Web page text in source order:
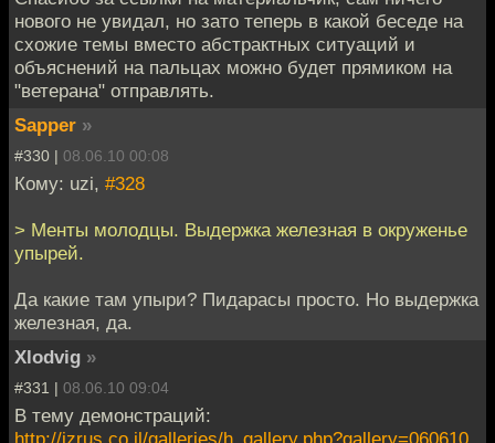
нового не увидал, но зато теперь в какой беседе на
схожие темы вместо абстрактных ситуаций и
объяснений на пальцах можно будет прямиком на
"ветерана" отправлять.
Sapper »
#330 | 08.06.10 00:08
Кому: uzi, #328
> Менты молодцы. Выдержка железная в окруженье
упырей.
Да какие там упыри? Пидарасы просто. Но выдержка
железная, да.
Xlodvig »
#331 | 08.06.10 09:04
В тему демонстраций: